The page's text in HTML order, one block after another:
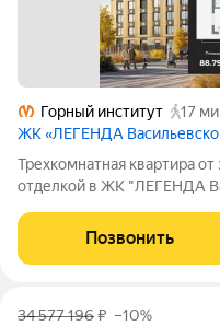
Горный институт
17
ЖК «ЛЕГЕНДА
Трехкомнатная квартира
отделкой в ЖК "ЛЕГЕНДА
кухни-столовой: 26.29
cтopoны дoмa
Позвонить
34 577 196₽ –10%